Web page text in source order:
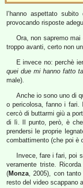
l’hanno aspettato
provocando risposte
Ora, non sapremo
troppo avanti, certo non
E invece no: perchè
quei due mi hanno fatto
male).
Anche io sono uno di
o pericolosa, fanno i fari.
cercò di buttarmi giù a
di lì. Il punto, però, è
prendersi le proprie
combattimento (che poi è
Invece, fare i fari, poi
veramente triste.
(Monza, 2005), con tanto
resto del video scappano